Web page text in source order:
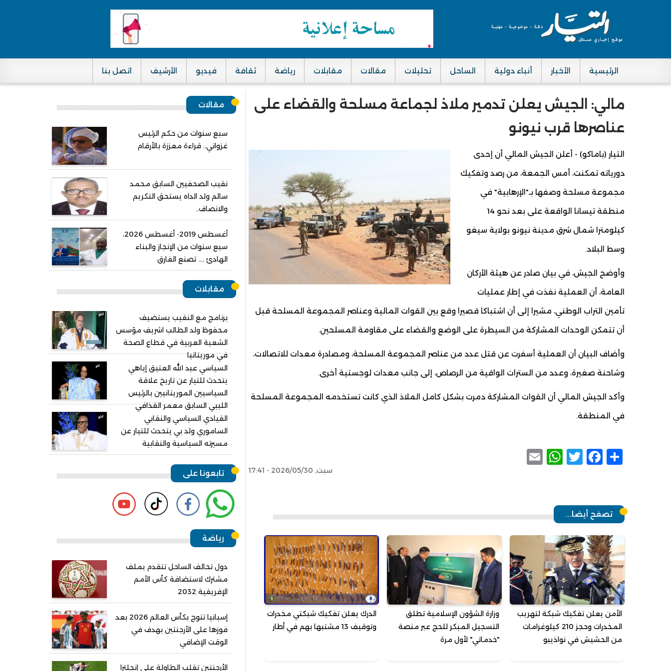
Main navigation
الرئيسية الأخبار أنباء دولية الساحل تحليلات مقالات مقابلات رياضة ثقافة فيديو الأرشيف اتصل بنا
مالي: الجيش يعلن تدمير ملاذ لجماعة مسلحة والقضاء على
عناصرها قرب نيونو
التيار (باماكو) - أعلن الجيش المالي أن إحدى
دورياته تمكنت، أمس الجمعة، من رصد وتفكيك
مجموعة مسلحة وصفها بـ"الإرهابية" في
منطقة تيسانا الواقعة على بعد نحو 14
كيلومترا شمال شرق مدينة نيونو بولاية سيغو
وسط البلاد.
وأوضح الجيش، في بيان صادر عن هيئة الأركان
العامة، أن العملية نفذت في إطار عمليات
تأمين التراب الوطني، مشيرا إلى أن اشتباكا قصيرا وقع بين القوات المالية وعناصر المجموعة المسلحة قبل
أن تتمكن الوحدات المشاركة من السيطرة على الوضع والقضاء على مقاومة المسلحين.
وأضاف البيان أن العملية أسفرت عن قتل عدد من عناصر المجموعة المسلحة، ومصادرة معدات للاتصالات،
وشاحنة صغيرة، وعدد من السترات الواقية من الرصاص، إلى جانب معدات لوجستية أخرى.
وأكد الجيش المالي أن القوات المشاركة دمرت بشكل كامل الملاذ الذي كانت تستخدمه المجموعة المسلحة
في المنطقة.
Share
Facebook
Twitter
WhatsApp
سبت, 2026/05/30 - 17:41
تصفح أيضا...
الأمن يعلن تفكيك شبكة لتهريب
المخدرات وحجز 210 كيلوغرامات
من الحشيش في نواذيبو
وزارة الشؤون الإسلامية تطلق
التسجيل المبكر للحج عبر منصة
"خدماتي" لأول مرة
الدرك يعلن تفكيك شبكتي مخدرات
وتوقيف 13 مشتبها بهم في أطار
مقالات
سبع سنوات من حكم الرئيس
غزواني.. قراءة معززة بالأرقام
نقيب الصحفيين السابق محمد
سالم ولد الداه يستحق التكريم
والانصاف..
أغسطس 2019- أغسطس 2026،
سبع سنوات من الإنجاز والبناء
الهادئ .... تصنع الفارق
مقابلات
برنامج مع النقيب يستضيف
محفوظ ولد الطالب اشريف مؤسس
الشعبة العربية في قطاع الصحة
في موريتانيا
السياسي عبد الله العتيق إياهي
يتحدث للتيار عن تاريخ علاقة
السياسيين الموريتانيين بالرئيس
الليبي السابق معمر القذافي
القيادي السياسي والنقابي
الساموري ولد بي يتحدث للتيار عن
مسيرته السياسية والنقابية
تابعونا على
رياضة
دول تحالف الساحل تتقدم بملف
مشترك لاستضافة كأس الأمم
الإفريقية 2032
إسبانيا تتوج بكأس العالم 2026 بعد
فوزها على الأرجنتين بهدف في
الوقت الإضافي
الأرجنتين تقلب الطاولة على إنجلترا